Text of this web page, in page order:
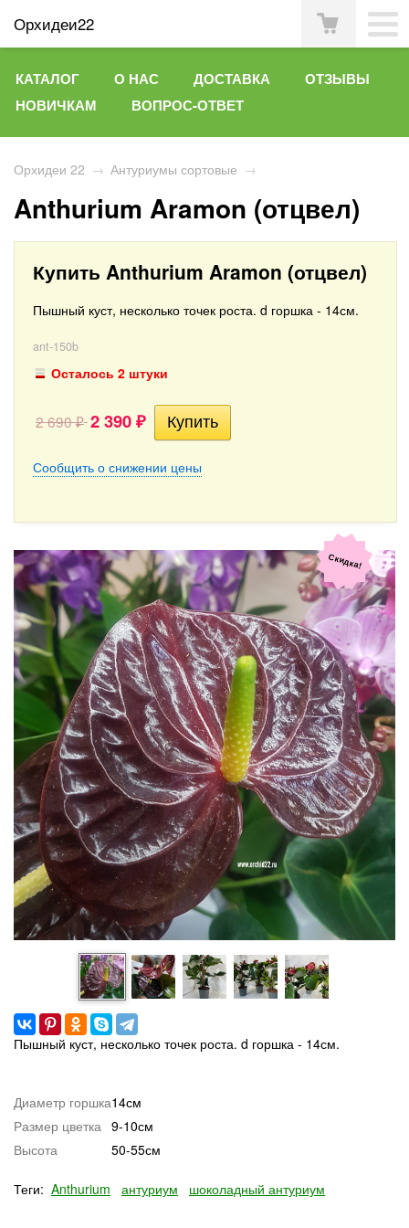
Орхидеи22
КАТАЛОГ О НАС ДОСТАВКА
ОТЗЫВЫ
НОВИЧКАМ
ВОПРОС-ОТВЕТ
Орхидеи 22 → Антуриумы сортовые →
Anthurium Aramon (отцвел)
Купить Anthurium Aramon (отцвел)
Пышный куст, несколько точек роста. d горшка - 14см.
ant-150b
Осталось 2 штуки
2 690₽ 2 390 ₽
Сообщить о снижении цены
Скидка!
Пышный куст, несколько точек роста. d горшка - 14см.
Диаметр горшка14см
Размер цветка 9-10см
Высота
50-55см
Теги: Anthurium антуриум шоколадный антуриум